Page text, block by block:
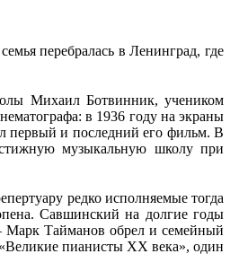
перебралась в Ленинград, где
Михаил Ботвинник, учеником
в 1936 году на экраны
первый и последний его фильм. В
музыкальную школу при
редко исполняемые тогда
Савшинский на долгие годы
Марк Тайманов обрел и семейный
пианисты ХХ века», один